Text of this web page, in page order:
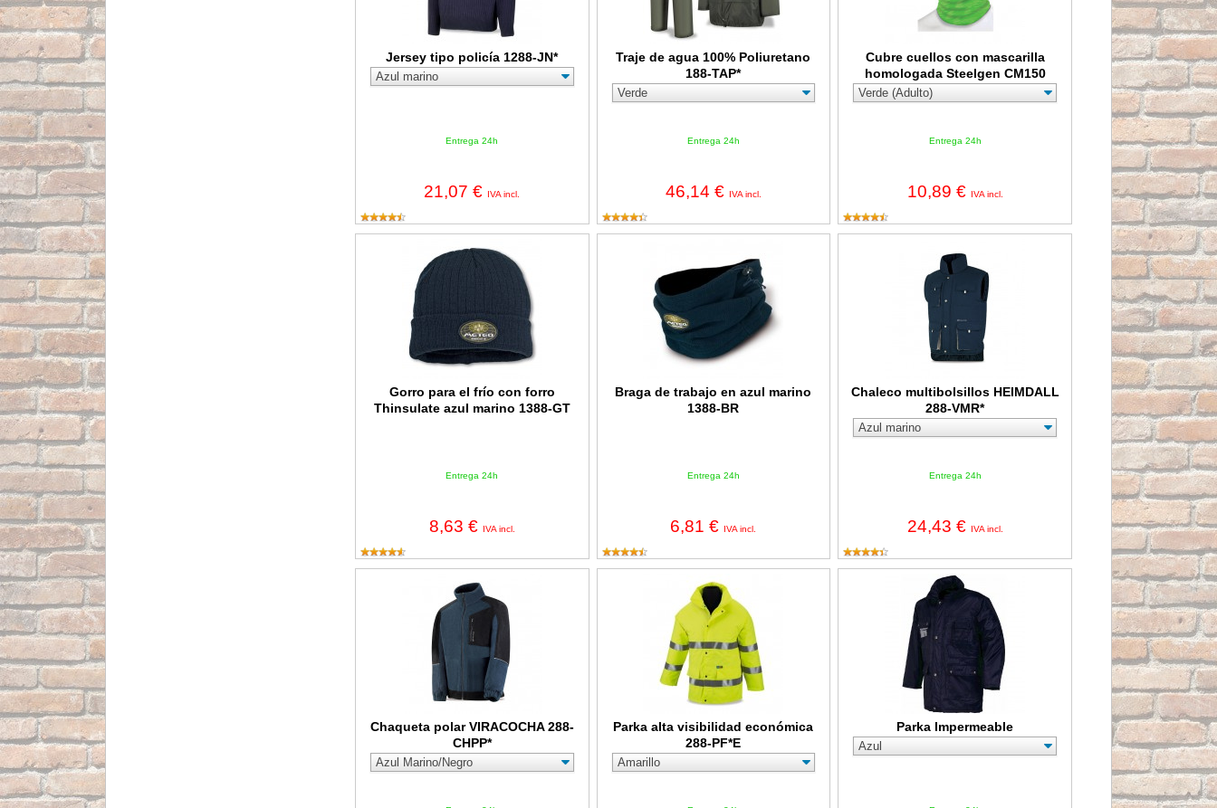
Jersey tipo policía 1288-JN*
Entrega 24h
21,07 € IVA incl.
Traje de agua 100% Poliuretano
188-TAP*
Entrega 24h
46,14 € IVA incl.
Cubre cuellos con mascarilla
homologada Steelgen CM150
Entrega 24h
10,89 € IVA incl.
Gorro para el frío con forro
Thinsulate azul marino 1388-GT
Entrega 24h
8,63 € IVA incl.
Braga de trabajo en azul marino
1388-BR
Entrega 24h
6,81 € IVA incl.
Chaleco multibolsillos HEIMDALL
288-VMR*
Entrega 24h
24,43 € IVA incl.
Chaqueta polar VIRACOCHA 288-
CHPP*
Parka alta visibilidad económica
288-PF*E
Parka alta visibilidad económica 288-PF*E
Parka Impermeable
Parka Impermeable